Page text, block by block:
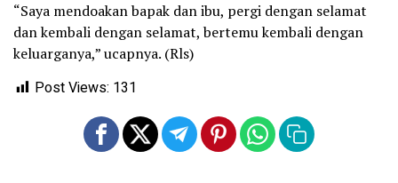
“Saya mendoakan bapak dan ibu, pergi dengan selamat
dan kembali dengan selamat, bertemu kembali dengan
keluarganya,” ucapnya. (Rls)
Post Views: 131